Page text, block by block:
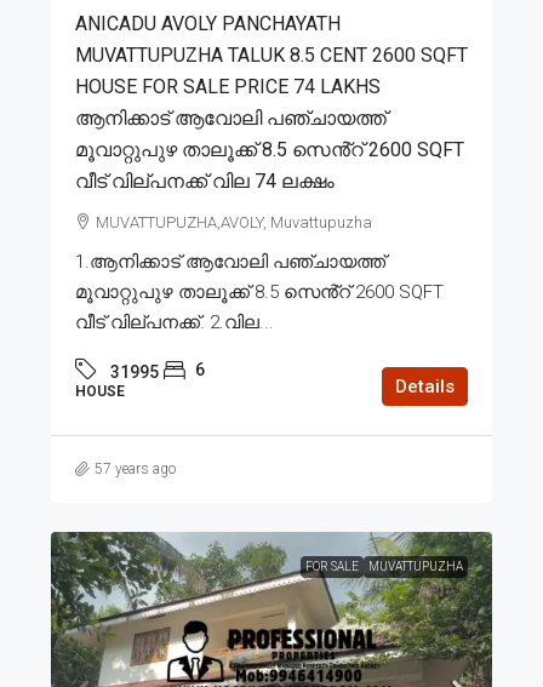
ANICADU AVOLY PANCHAYATH
MUVATTUPUZHA TALUK 8.5 CENT 2600 SQFT
HOUSE FOR SALE PRICE 74 LAKHS
ആനിക്കാട് ആവോലി പഞ്ചായത്ത്
മൂവാറ്റുപുഴ താലൂക്ക് 8.5 സെൻ്റ് 2600 SQFT
വീട് വില്പനക്ക് വില 74 ലക്ഷം
MUVATTUPUZHA,AVOLY, Muvattupuzha
1.ആനിക്കാട് ആവോലി പഞ്ചായത്ത്
മൂവാറ്റുപുഴ താലൂക്ക് 8.5 സെൻ്റ് 2600 SQFT
വീട് വില്പനക്ക്. 2.വില...
31995 6
HOUSE Details
57 years ago
FOR SALE MUVATTUPUZHA